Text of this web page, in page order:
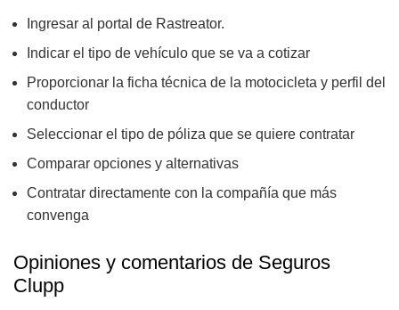
Ingresar al portal de Rastreator.
Indicar el tipo de vehículo que se va a cotizar
Proporcionar la ficha técnica de la motocicleta y perfil del
conductor
Seleccionar el tipo de póliza que se quiere contratar
Comparar opciones y alternativas
Contratar directamente con la compañía que más
convenga
Opiniones y comentarios de Seguros
Clupp